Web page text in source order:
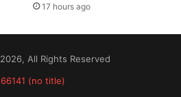
17 hours ago
All Rights Reserved
(no title)